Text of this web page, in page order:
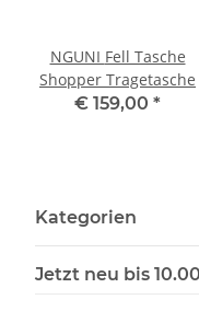
NGUNI Fell Tasche
Shopper Tragetasche
€ 159,00 *
Kategorien
Jetzt neu bis